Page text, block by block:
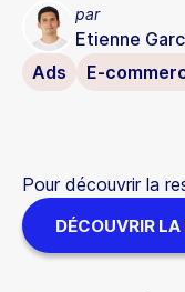
par
Etienne
Ads
E-
Pour découvrir la
DÉCOUVRIR LA